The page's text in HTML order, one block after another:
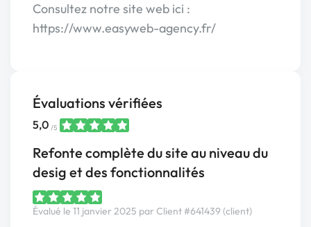
Consultez notre site web ici :
https://www.easyweb-agency.fr/
Évaluations vérifiées
5,0 /5
Refonte complète du site au niveau du
desig et des fonctionnalités
Évalué le 11 janvier 2025 par Client #641439 (client)